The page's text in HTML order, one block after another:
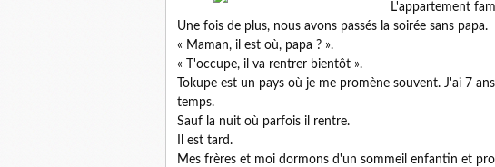
L'appartement
Une fois de plus, nous avons passés la soirée sans papa.
« Maman, il est où, papa ? ».
« T'occupe, il va rentrer bientôt ».
Tokupe est un pays où je me promène souvent. J'ai 7
temps.
Sauf la nuit où parfois il rentre.
Il est tard.
Mes frères et moi dormons d'un sommeil enfantin et